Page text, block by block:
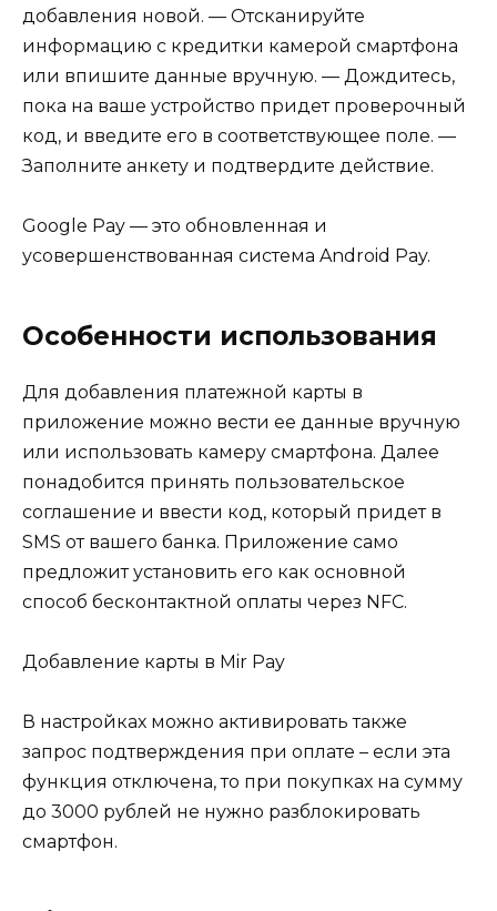
добавления новой. — Отсканируйте
информацию с кредитки камерой смартфона
или впишите данные вручную. — Дождитесь,
пока на ваше устройство придет проверочный
код, и введите его в соответствующее поле. —
Заполните анкету и подтвердите действие.
Google Pay — это обновленная и
усовершенствованная система Android Pay.
Особенности использования
Для добавления платежной карты в
приложение можно вести ее данные вручную
или использовать камеру смартфона. Далее
понадобится принять пользовательское
соглашение и ввести код, который придет в
SMS от вашего банка. Приложение само
предложит установить его как основной
способ бесконтактной оплаты через NFC.
Добавление карты в Mir Pay
В настройках можно активировать также
запрос подтверждения при оплате – если эта
функция отключена, то при покупках на сумму
до 3000 рублей не нужно разблокировать
смартфон.